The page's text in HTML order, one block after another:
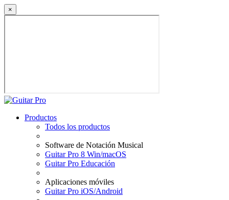
×
Productos
Todos los productos
Software de Notación Musical
Guitar Pro 8 Win/macOS
Guitar Pro Educación
Aplicaciones móviles
Guitar Pro iOS/Android